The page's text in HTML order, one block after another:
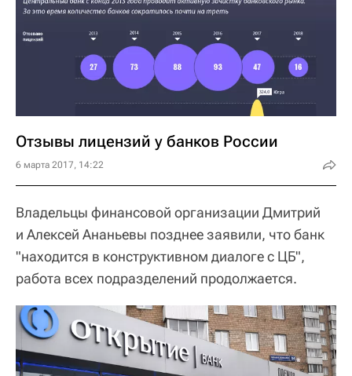
Отзывы лицензий у банков России
6 марта 2017, 14:22
Владельцы финансовой организации Дмитрий
и Алексей Ананьевы позднее заявили, что банк
"находится в конструктивном диалоге с ЦБ",
работа всех подразделений продолжается.